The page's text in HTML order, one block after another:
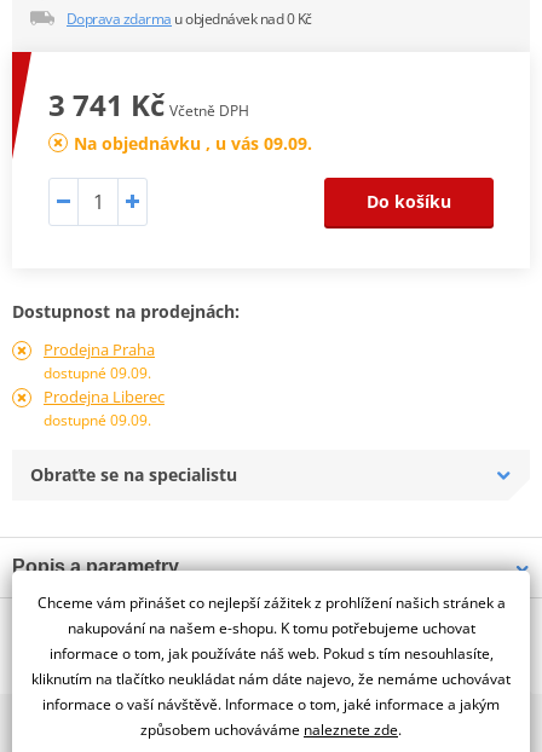
Doprava zdarma u objednávek nad 0 Kč
3 741 Kč Včetně DPH
Na objednávku , u vás 09.09.
Do košíku
Dostupnost na prodejnách:
Prodejna Praha
dostupné 09.09.
Prodejna Liberec
dostupné 09.09.
Obraťte se na specialistu
Popis a parametry
Jsme autorizovaný
dealer značky PUIG
WINDSHIELD MOD. RAFALE C/CLEAR
Tabulka velikostí
O výrobci
PUIG byl založen v roce 1964 ve Španělsku. Vyrábí se ve městě
Granollers poblíž Barcelony na ploše 8 000 m² v objektu, který se
2x multibrand showroom
Chceme vám přinášet co nejlepší zážitek z prohlížení našich stránek a
nakupování na našem e-shopu. K tomu potřebujeme uchovat
informace o tom, jak používáte náš web. Pokud s tím nesouhlasíte,
kliknutím na tlačítko neukládat nám dáte najevo, že nemáme uchovávat
informace o vaší návštěvě. Informace o tom, jaké informace a jakým
způsobem uchováváme naleznete zde.